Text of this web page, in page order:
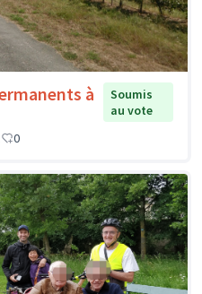
à
Soumis
au vote
0